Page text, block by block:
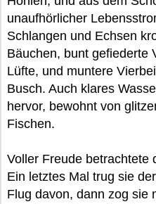
unaufhörlicher
Schlangen und Echsen
Bäuchen, bunt gefiederte
Lüfte, und muntere
Busch. Auch klares
hervor, bewohnt von
Fischen.
Voller Freude betrachtete
Ein letztes Mal trug sie
Flug davon, dann zog sie